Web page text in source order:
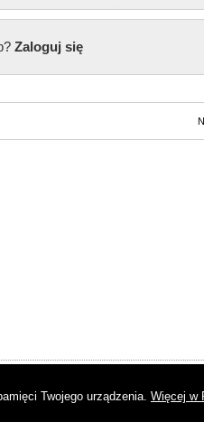
Zaloguj się
Twojego urządzenia. Więcej w